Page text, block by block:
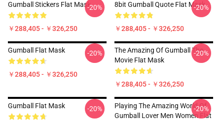
Gumball Stickers Flat Mask
￥288,405 - ￥326,250
-20% 8bit Gumball Quote Flat Mask
￥288,405 - ￥326,250
-20%
Gumball Flat Mask
￥288,405 - ￥326,250
-20%
The Amazing Of Gumball The
Movie Flat Mask
￥288,405 - ￥326,250
-20%
Gumball Flat Mask -20%
Playing The Amazing World Of
Gumball Lover Men Women Flat
-20%